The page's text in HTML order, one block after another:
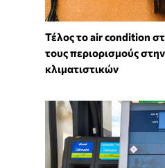
Τέλος το air condition
τους περιορισμούς
κλιματιστικών